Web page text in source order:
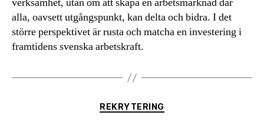
alla, oavsett utgångspunkt, kan delta och bidra. I det
större perspektivet är rusta och matcha en investering i
framtidens svenska arbetskraft.
Kategorier
REKRYTERING